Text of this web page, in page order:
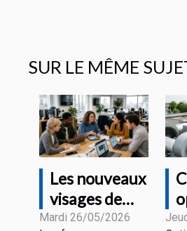
SUR LE MÊME
Les nouveaux
visages de
l'information
Mardi 26/05/2026